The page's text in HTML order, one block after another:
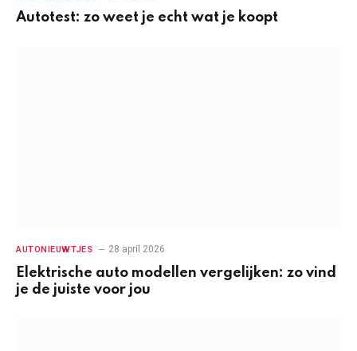
Autotest: zo weet je echt wat je koopt
AUTONIEUWTJES 28 april 2026
Elektrische auto modellen vergelijken: zo vind
je de juiste voor jou